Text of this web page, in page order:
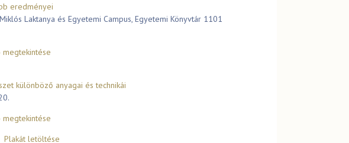
eredményei
Laktanya és Egyetemi Campus, Egyetemi Könyvtár 1101
különböző anyagai és technikái
Plakát letöltése